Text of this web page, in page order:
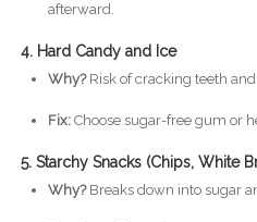
afterward.
4. Hard Candy and Ice
Why?Risk of cracking teeth
Fix:Choose sugar-free gum or
5. Starchy Snacks (Chips, White
Why?Breaks down into sugar